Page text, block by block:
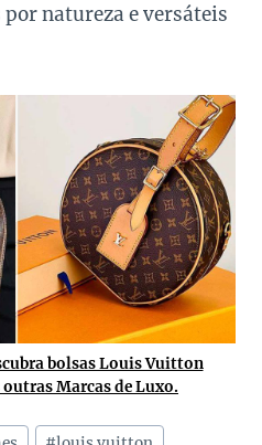
natureza e versáteis
bolsas Louis Vuitton
Marcas de Luxo.